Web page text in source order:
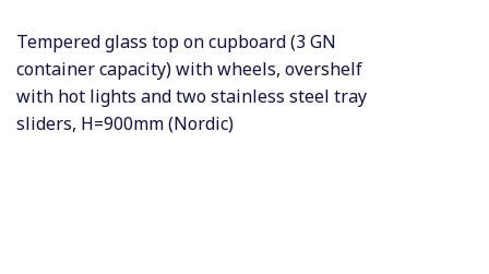
Tempered glass top on cupboard (3 GN
container capacity) with wheels, overshelf
with hot lights and two stainless steel tray
sliders, H=900mm (Nordic)